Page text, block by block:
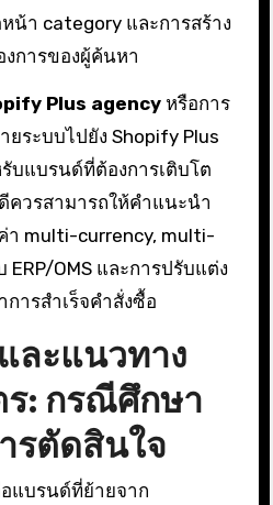
น้า category และการสร้าง
การของผู้ค้นหา
Plus agencyหรือการ
ระบบไปยัง Shopify Plus
บแบรนด์ที่ต้องการเติบโต
ควรสามารถให้คำแนะนำ
า multi-currency, multi-
OMS และการปรับแต่ง
การสำเร็จคำสั่งซื้อ
ละแนวทาง
: กรณีศึกษา
รตัดสินใจ
แบรนด์ที่ย้ายจาก